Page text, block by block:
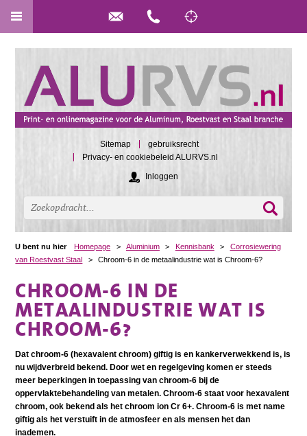
Sitemap
gebruiksrecht
Privacy- en cookiebeleid ALURVS.nl
Inloggen
U bent nu hier Homepage > Aluminium > Kennisbank >
Corrosiewering
van Roestvast Staal
> Chroom-6 in de metaalindustrie wat is Chroom-6?
CHROOM-6 IN DE
METAALINDUSTRIE WAT IS
CHROOM-6?
Dat chroom-6 (hexavalent chroom) giftig is en kankerverwekkend is, is
nu wijdverbreid bekend. Door wet en regelgeving komen er steeds
meer beperkingen in toepassing van chroom-6 bij de
oppervlaktebehandeling van metalen. Chroom-6 staat voor hexavalent
chroom, ook bekend als het chroom ion Cr 6+. Chroom-6 is met name
giftig als het verstuift in de atmosfeer en als mensen het dan
inademen.